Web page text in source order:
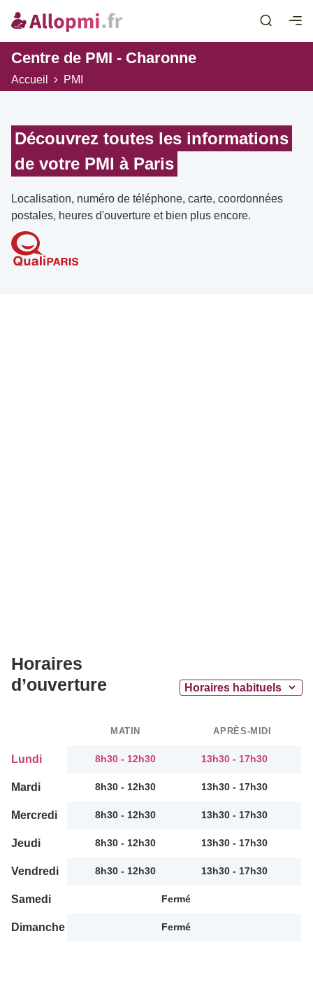
Centre de PMI - Charonne
Accueil PMI
Découvrez toutes les informations
de votre PMI à Paris
Localisation, numéro de téléphone, carte, coordonnées
postales, heures d'ouverture et bien plus encore.
Horaires
d’ouverture
MATIN APRÈS-MIDI
Lundi 8h30 - 12h30 13h30 - 17h30
Mardi 8h30 - 12h30 13h30 - 17h30
Mercredi 8h30 - 12h30 13h30 - 17h30
Jeudi 8h30 - 12h30 13h30 - 17h30
Vendredi 8h30 - 12h30 13h30 - 17h30
Samedi Fermé
Dimanche Fermé